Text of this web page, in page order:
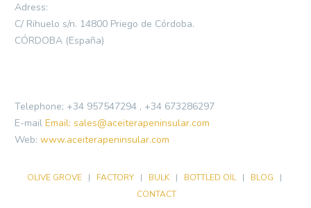
Adress:
C/ Rihuelo s/n. 14800 Priego de Córdoba.
CÓRDOBA (España)
Telephone; +34 957547294 , +34 673286297
E-mail Email: sales@aceiterapeninsular.com
Web: www.aceiterapeninsular.com
OLIVE GROVE | FACTORY | BULK | BOTTLED OIL| BLOG |
CONTACT